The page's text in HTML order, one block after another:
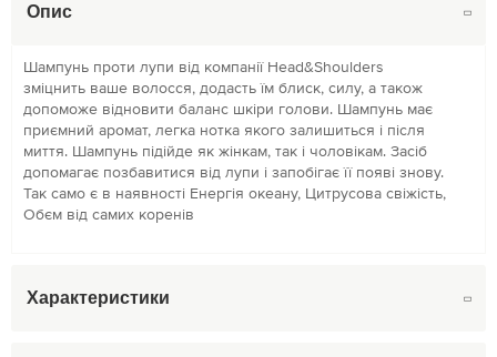
Опис
Шампунь проти лупи від компанії Head&Shoulders
зміцнить ваше волосся, додасть їм блиск, силу, а також
допоможе відновити баланс шкіри голови. Шампунь має
приємний аромат, легка нотка якого залишиться і після
миття. Шампунь підійде як жінкам, так і чоловікам. Засіб
допомагає позбавитися від лупи і запобігає її появі знову.
Так само є в наявності Енергія океану, Цитрусова свіжість,
Обєм від самих коренів
Характеристики